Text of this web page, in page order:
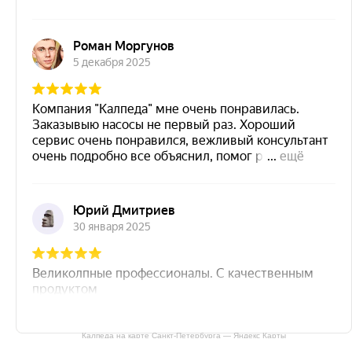
Калпеда на карте Санкт‑Петербурга — Яндекс Карты